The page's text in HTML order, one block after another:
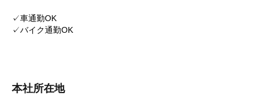
✓車通勤OK
✓バイク通勤OK
本社所在地